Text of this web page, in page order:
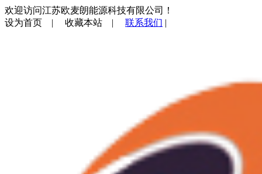
欢迎访问江苏欧麦朗能源科技有限公司！
设为首页 | 收藏本站 | 联系我们 |